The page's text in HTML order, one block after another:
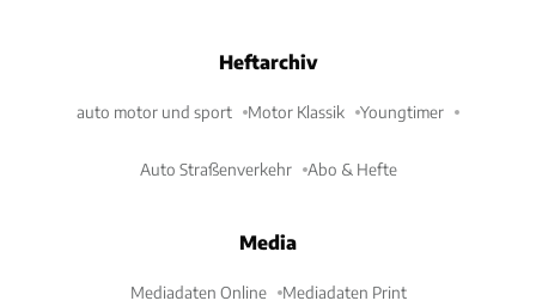
Heftarchiv
auto motor und sport Motor Klassik Youngtimer
Auto Straßenverkehr Abo & Hefte
Media
Mediadaten Online Mediadaten Print